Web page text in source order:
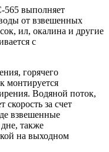
565 выполняет
от взвешенных
ил, окалина и другие
с
горячего
монтируется
Водяной поток,
скорость за счет
взвешенные
также
на выходном